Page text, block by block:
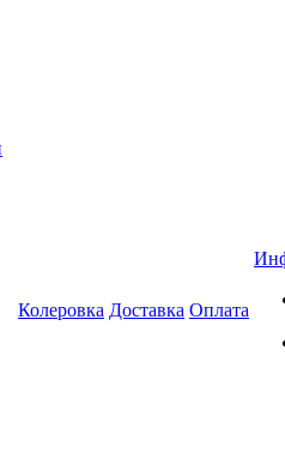
Колеровка Доставка Оплата